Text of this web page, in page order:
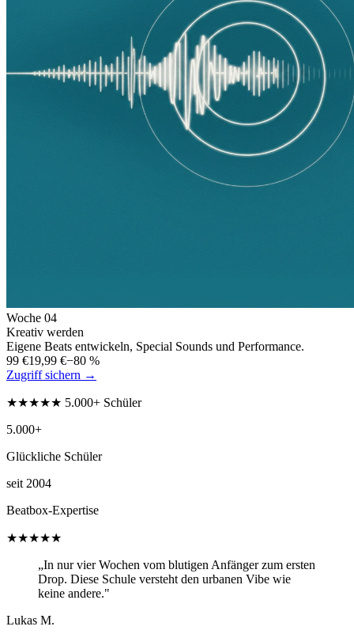
Woche 04
Kreativ werden
Eigene Beats entwickeln, Special Sounds und Performance.
99 €19,99 €−80 %
Zugriff sichern →
★★★★★ 5.000+ Schüler
5.000+
Glückliche Schüler
seit 2004
Beatbox-Expertise
★★★★★
„In nur vier Wochen vom blutigen Anfänger zum ersten
Drop. Diese Schule versteht den urbanen Vibe wie
keine andere."
Lukas M.